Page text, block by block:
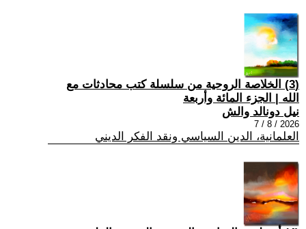
(3) الخلاصة الروحية من سلسلة كتب محادثات مع
الله | الجزء المائة وأربعة
نيل دونالد والش
2026 / 8 / 7
العلمانية، الدين السياسي ونقد الفكر الديني